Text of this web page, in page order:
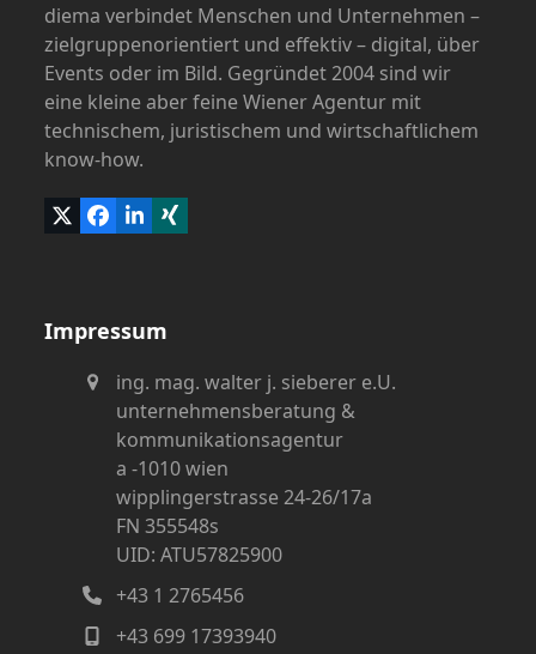
diema verbindet Menschen und Unternehmen –
zielgruppenorientiert und effektiv – digital, über
Events oder im Bild. Gegründet 2004 sind wir
eine kleine aber feine Wiener Agentur mit
technischem, juristischem und wirtschaftlichem
know-how.
TwitterFacebook
LinkedIn
Xing
Impressum
ing. mag. walter j. sieberer e.U.
unternehmensberatung &
kommunikationsagentur
a -1010 wien
wipplingerstrasse 24-26/17a
FN 355548s
UID: ATU57825900
+43 1 2765456
+43 699 17393940